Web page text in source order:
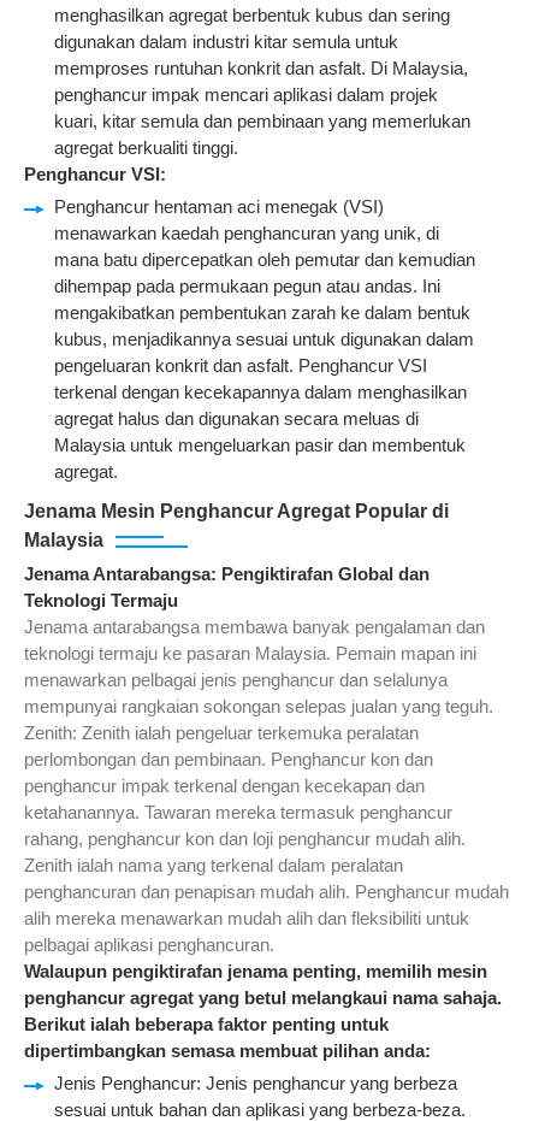
menghasilkan agregat berbentuk kubus dan sering
digunakan dalam industri kitar semula untuk
memproses runtuhan konkrit dan asfalt. Di Malaysia,
penghancur impak mencari aplikasi dalam projek
kuari, kitar semula dan pembinaan yang memerlukan
agregat berkualiti tinggi.
Penghancur VSI:
Penghancur hentaman aci menegak (VSI)
menawarkan kaedah penghancuran yang unik, di
mana batu dipercepatkan oleh pemutar dan kemudian
dihempap pada permukaan pegun atau andas. Ini
mengakibatkan pembentukan zarah ke dalam bentuk
kubus, menjadikannya sesuai untuk digunakan dalam
pengeluaran konkrit dan asfalt. Penghancur VSI
terkenal dengan kecekapannya dalam menghasilkan
agregat halus dan digunakan secara meluas di
Malaysia untuk mengeluarkan pasir dan membentuk
agregat.
Jenama Mesin Penghancur Agregat Popular di
Malaysia
Jenama Antarabangsa: Pengiktirafan Global dan
Teknologi Termaju
Jenama antarabangsa membawa banyak pengalaman dan
teknologi termaju ke pasaran Malaysia. Pemain mapan ini
menawarkan pelbagai jenis penghancur dan selalunya
mempunyai rangkaian sokongan selepas jualan yang teguh.
Zenith: Zenith ialah pengeluar terkemuka peralatan
perlombongan dan pembinaan. Penghancur kon dan
penghancur impak terkenal dengan kecekapan dan
ketahanannya. Tawaran mereka termasuk penghancur
rahang, penghancur kon dan loji penghancur mudah alih.
Zenith ialah nama yang terkenal dalam peralatan
penghancuran dan penapisan mudah alih. Penghancur mudah
alih mereka menawarkan mudah alih dan fleksibiliti untuk
pelbagai aplikasi penghancuran.
Walaupun pengiktirafan jenama penting, memilih mesin
penghancur agregat yang betul melangkaui nama sahaja.
Berikut ialah beberapa faktor penting untuk
dipertimbangkan semasa membuat pilihan anda:
Jenis Penghancur: Jenis penghancur yang berbeza
sesuai untuk bahan dan aplikasi yang berbeza-beza.